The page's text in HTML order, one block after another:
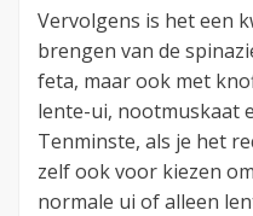
Vervolgens is het een
brengen van de
feta, maar ook met
lente-ui, nootmuskaat
Tenminste, als je het
zelf ook voor kiezen
normale ui of alleen